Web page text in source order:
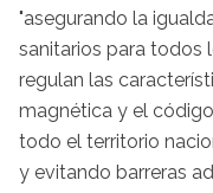
"asegurando la
sanitarios para todos
regulan las
magnética y el
todo el territorio
y evitando barreras